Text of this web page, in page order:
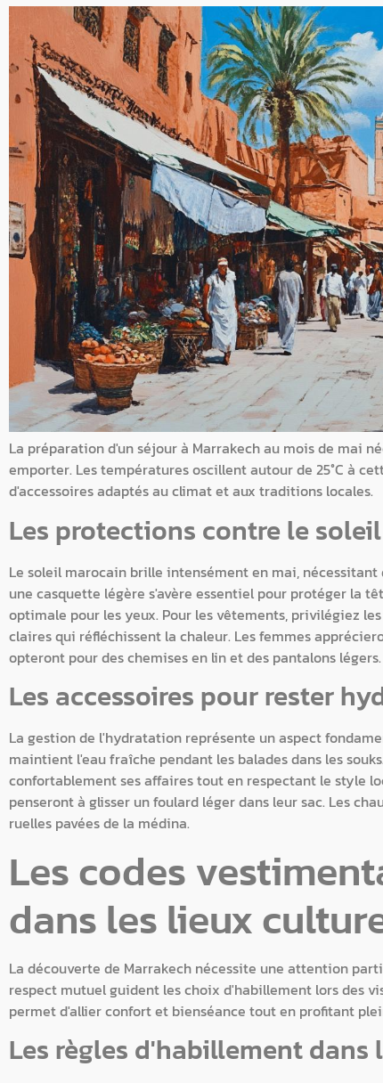
La préparation d'un séjour à Marrakech au mois de mai
emporter. Les températures oscillent autour de 25°C à
d'accessoires adaptés au climat et aux traditions locales.
Les protections contre le soleil
Le soleil marocain brille intensément en mai,
une casquette légère s'avère essentiel pour protéger la
optimale pour les yeux. Pour les vêtements, privilégiez
claires qui réfléchissent la chaleur. Les femmes
opteront pour des chemises en lin et des pantalons légers.
Les accessoires pour rester
La gestion de l'hydratation représente un aspect
maintient l'eau fraîche pendant les balades dans les
confortablement ses affaires tout en respectant le style
penseront à glisser un foulard léger dans leur sac. Les
ruelles pavées de la médina.
Les codes
dans les lieux
La découverte de Marrakech nécessite une attention
respect mutuel guident les choix d'habillement lors des
permet d'allier confort et bienséance tout en profitant
Les règles d'habillement dans